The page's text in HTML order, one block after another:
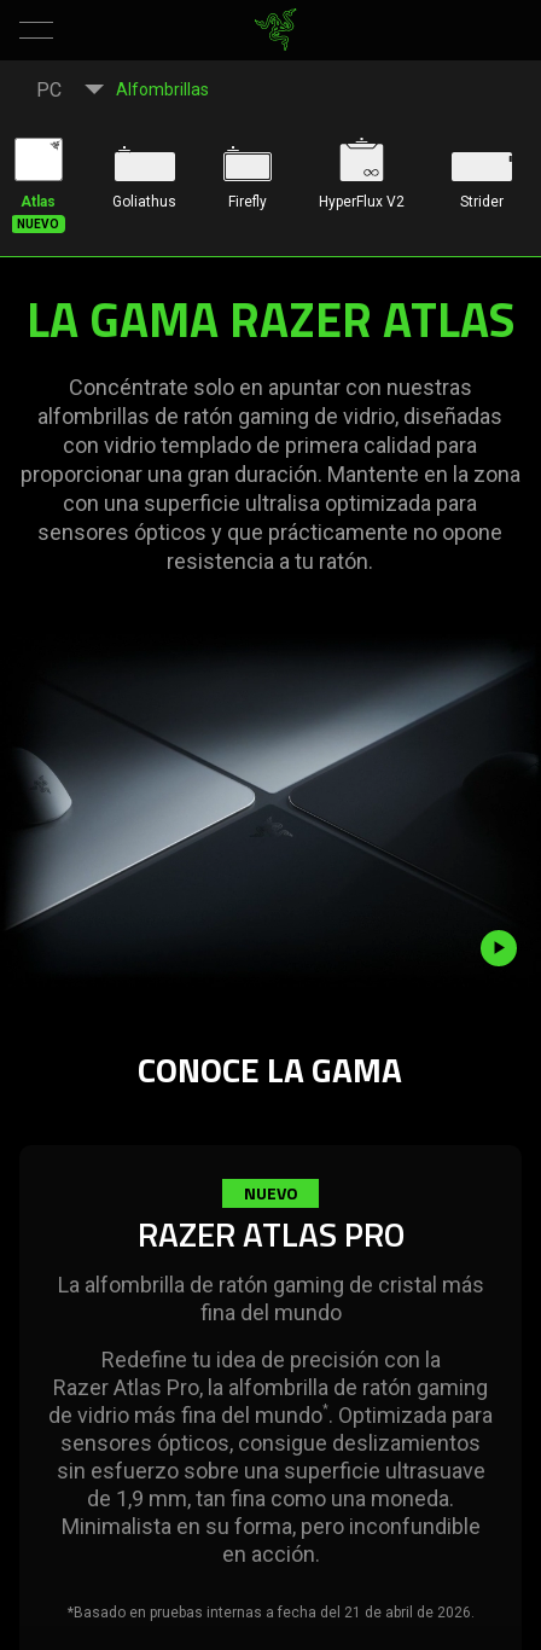
Gama
Razer
Atlas
de
alfombrillas
ratón
gaming
de
PC Alfombrillas
Atlas
Nuevo
Goliathus Firefly HyperFlux V2 Strider
LA GAMA RAZER ATLAS
Concéntrate solo en apuntar con nuestras
alfombrillas de ratón gaming de vidrio, diseñadas
con vidrio templado de primera calidad para
proporcionar una gran duración. Mantente en la zona
con una superficie ultralisa optimizada para
sensores ópticos y que prácticamente no opone
resistencia a tu ratón.
support
spoken;
CONOCE LA GAMA
NUEVO
RAZER ATLAS PRO
La alfombrilla de ratón gaming de cristal más
fina del mundo
Redefine tu idea de precisión con la
Razer Atlas Pro, la alfombrilla de ratón gaming
de vidrio más fina del mundo*. Optimizada para
sensores ópticos, consigue deslizamientos
sin esfuerzo sobre una superficie ultrasuave
de 1,9 mm, tan fina como una moneda.
Minimalista en su forma, pero inconfundible
en acción.
*Basado en pruebas internas a fecha del 21 de abril de 2026.